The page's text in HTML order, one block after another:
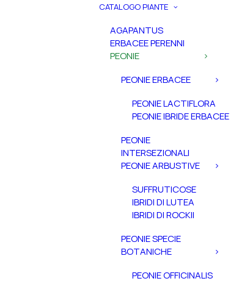
CATALOGO PIANTE
AGAPANTUS
ERBACEE PERENNI
PEONIE
PEONIE ERBACEE
PEONIE LACTIFLORA
PEONIE IBRIDE ERBACEE
PEONIE
INTERSEZIONALI
PEONIE ARBUSTIVE
SUFFRUTICOSE
IBRIDI DI LUTEA
IBRIDI DI ROCKII
PEONIE SPECIE
BOTANICHE
PEONIE OFFICINALIS